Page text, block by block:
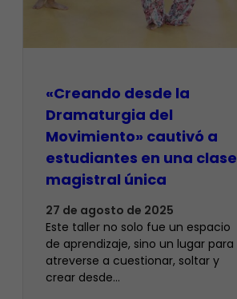
«Creando desde la
Dramaturgia del
Movimiento» cautivó a
estudiantes en una clase
magistral única
27 de agosto de 2025
Este taller no solo fue un espacio
de aprendizaje, sino un lugar para
atreverse a cuestionar, soltar y
crear desde…